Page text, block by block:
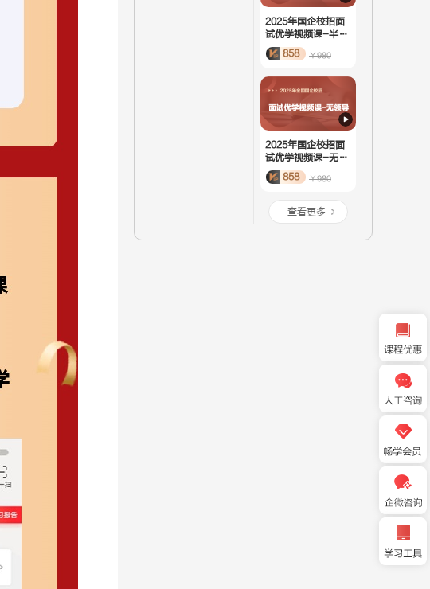
2025年国企校招面
试优学视频课-半结
构化
858 ￥980
2025年国企校招面
试优学视频课-无领
导
858 ￥980
查看更多